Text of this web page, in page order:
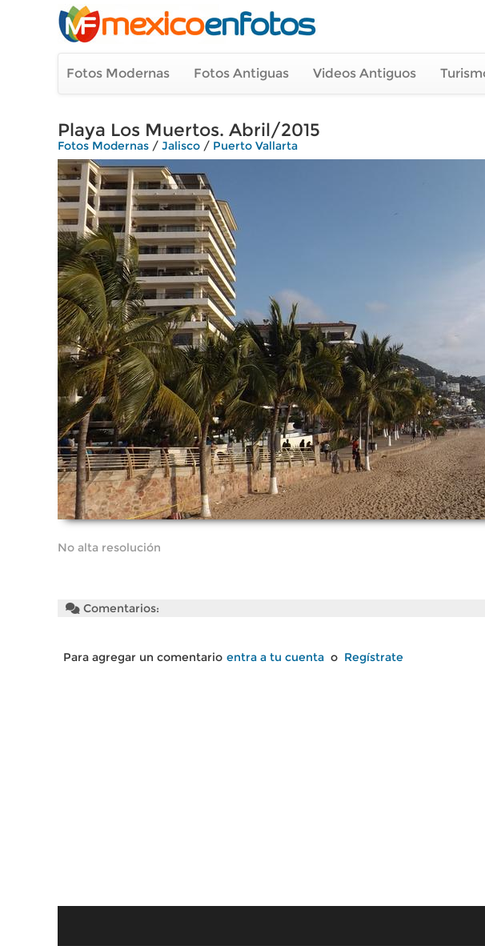
Fotos Modernas Fotos Antiguas Videos Antiguos
Playa Los Muertos. Abril/2015
Fotos Modernas / Jalisco / Puerto Vallarta
No alta resolución
Comentarios:
Para agregar un comentario entra a tu cuenta o Regístrate